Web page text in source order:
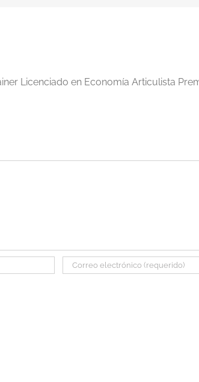
Licenciado en Economía Articulista